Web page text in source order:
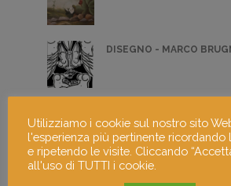
DISEGNO - MARCO
Utilizziamo i cookie sul nostro sito
l'esperienza più pertinente ricordando
e ripetendo le visite. Cliccando
all'uso di TUTTI i cookie.